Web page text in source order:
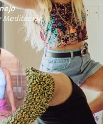
Meditación